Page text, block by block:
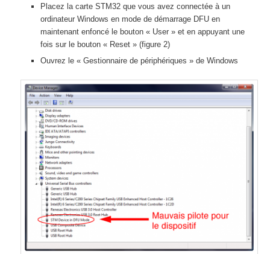
Placez la carte STM32 que vous avez connectée à un
ordinateur Windows en mode de démarrage DFU en
maintenant enfoncé le bouton « User » et en appuyant une
fois sur le bouton « Reset » (figure 2)
Ouvrez le « Gestionnaire de périphériques » de Windows